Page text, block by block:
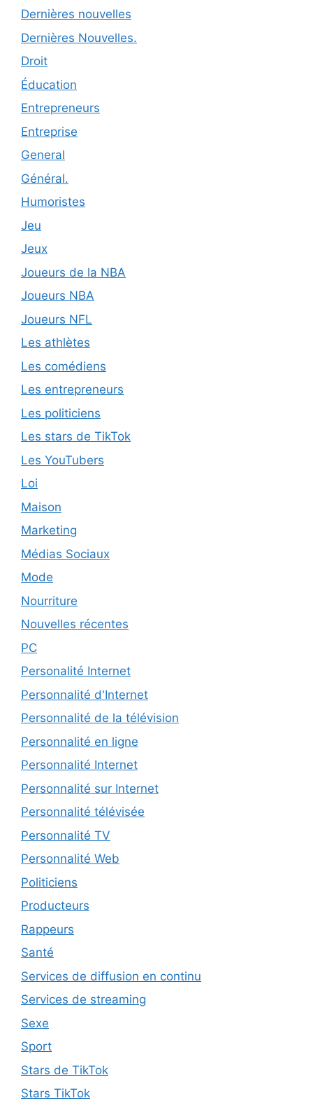
Dernières nouvelles
Dernières Nouvelles.
Droit
Éducation
Entrepreneurs
Entreprise
General
Général.
Humoristes
Jeu
Jeux
Joueurs de la NBA
Joueurs NBA
Joueurs NFL
Les athlètes
Les comédiens
Les entrepreneurs
Les politiciens
Les stars de TikTok
Les YouTubers
Loi
Maison
Marketing
Médias Sociaux
Mode
Nourriture
Nouvelles récentes
PC
Personalité Internet
Personnalité d'Internet
Personnalité de la télévision
Personnalité en ligne
Personnalité Internet
Personnalité sur Internet
Personnalité télévisée
Personnalité TV
Personnalité Web
Politiciens
Producteurs
Rappeurs
Santé
Services de diffusion en continu
Services de streaming
Sexe
Sport
Stars de TikTok
Stars TikTok